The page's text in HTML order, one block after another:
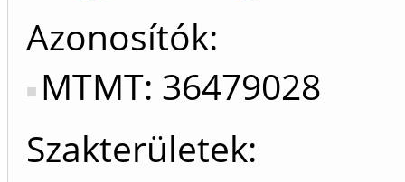
Azonosítók
MTMT: 36479028
Szakterületek: